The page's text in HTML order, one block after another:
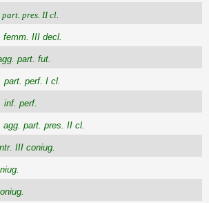
part. pres. II cl.
femm. III decl.
part. fut.
part. perf. I cl.
inf. perf.
agg. part. pres. II cl.
III coniug.